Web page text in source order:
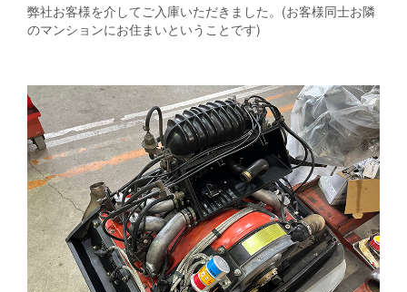
弊社お客様を介してご入庫いただきました。(お客様同士お隣
のマンションにお住まいということです)